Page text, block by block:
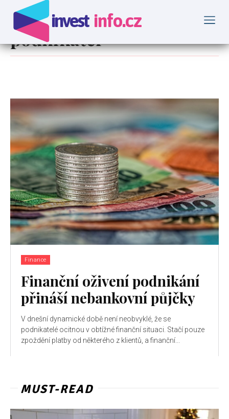
invest info.cz
podnikatel
Tag
Finance
Finanční oživení podnikání
přináší nebankovní půjčky
V dnešní dynamické době není neobvyklé, že se
podnikatelé ocitnou v obtížné finanční situaci. Stačí pouze
zpoždění platby od některého z klientů, a finanční...
MUST-READ